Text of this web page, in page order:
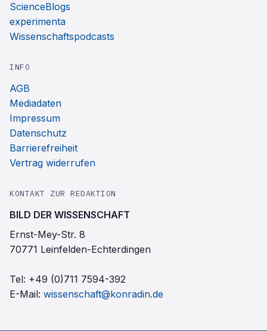
ScienceBlogs
experimenta
Wissenschaftspodcasts
INFO
AGB
Mediadaten
Impressum
Datenschutz
Barrierefreiheit
Vertrag widerrufen
KONTAKT ZUR REDAKTION
BILD DER WISSENSCHAFT
Ernst-Mey-Str. 8
70771 Leinfelden-Echterdingen
Tel: +49 (0)711 7594-392
E-Mail: wissenschaft@konradin.de